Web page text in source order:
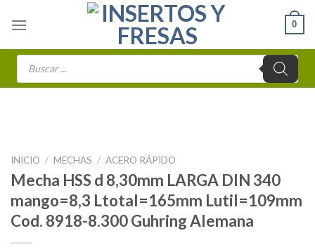
0
Búsqueda
INICIO / MECHAS / ACERO RÁPIDO
Mecha HSS d 8,30mm LARGA DIN 340
mango=8,3 Ltotal=165mm Lutil=109mm
Cod. 8918-8.300 Guhring Alemana